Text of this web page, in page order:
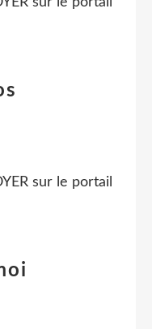
sur le portail